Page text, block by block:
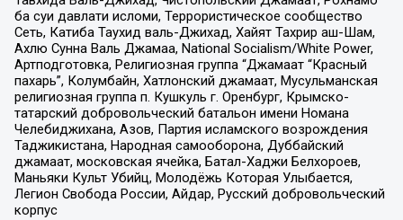
ба суи давлати исломи, Террористическое сообщество
Сеть, Катиба Таухид валь-Джихад, Хайят Тахрир аш-Шам,
Ахлю Сунна Валь Джамаа, National Socialism/White Power,
Артподготовка, Религиозная группа “Джамаат “Красный
пахарь”, Колумбайн, Хатлонский джамаат, Мусульманская
религиозная группа п. Кушкуль г. Оренбург, Крымско-
татарский добровольческий батальон имени Номана
Челебиджихана, Азов, Партия исламского возрождения
Таджикистана, Народная самооборона, Дуббайский
джамаат, московская ячейка, Батал-Хаджи Белхороев,
Маньяки Культ Убийц, Молодёжь Которая Улыбается,
Легион Свобода России, Айдар, Русский добровольческий
корпус